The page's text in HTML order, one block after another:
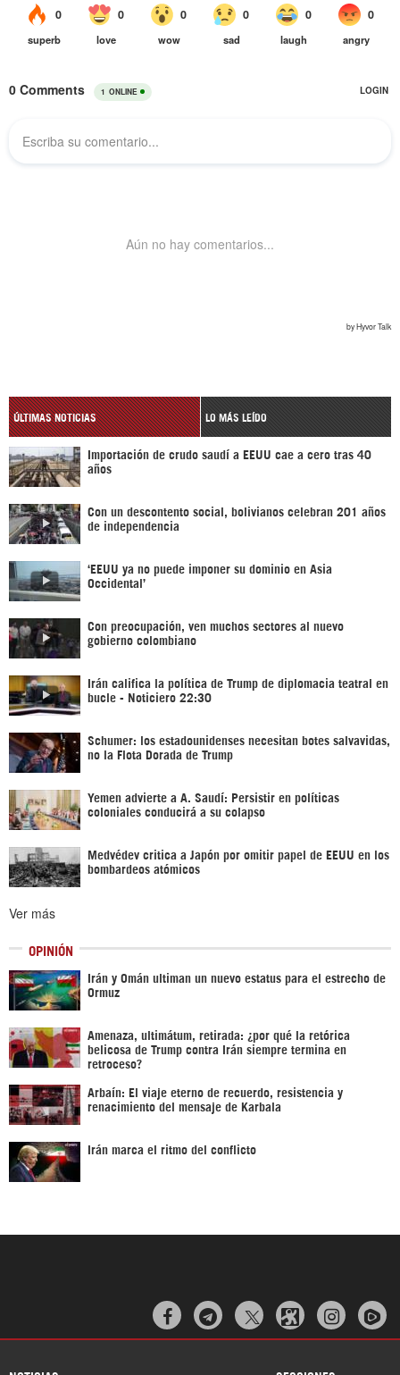
ÚLTIMAS NOTICIAS LO MÁS LEÍDO
Importación de crudo saudí a EEUU cae a cero tras 40
años
Con un descontento social, bolivianos celebran 201 años
de independencia
‘EEUU ya no puede imponer su dominio en Asia
Occidental’
Con preocupación, ven muchos sectores al nuevo
gobierno colombiano
Irán califica la política de Trump de diplomacia teatral en
bucle - Noticiero 22:30
Schumer: los estadounidenses necesitan botes salvavidas,
no la Flota Dorada de Trump
Yemen advierte a A. Saudí: Persistir en políticas
coloniales conducirá a su colapso
Medvédev critica a Japón por omitir papel de EEUU en los
bombardeos atómicos
Ver más
OPINIÓN
Irán y Omán ultiman un nuevo estatus para el estrecho de
Ormuz
Amenaza, ultimátum, retirada: ¿por qué la retórica
belicosa de Trump contra Irán siempre termina en
retroceso?
Arbaín: El viaje eterno de recuerdo, resistencia y
renacimiento del mensaje de Karbala
Irán marca el ritmo del conflicto
  